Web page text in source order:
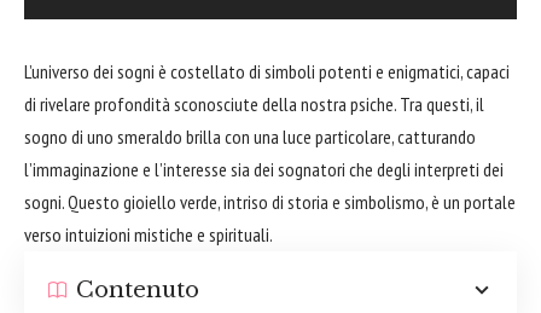
L’universo dei sogni è costellato di simboli potenti e enigmatici, capaci
di rivelare profondità sconosciute della nostra psiche. Tra questi, il
sogno di uno smeraldo brilla con una luce particolare, catturando
l’immaginazione e l’interesse sia dei sognatori che degli interpreti dei
sogni. Questo gioiello verde, intriso di storia e simbolismo, è un portale
verso intuizioni mistiche e spirituali.
Contenuto